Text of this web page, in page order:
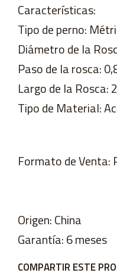
Características:
Tipo de perno:
Diámetro de la
Paso de la rosca:
Largo de la Rosca:
Tipo de Material:
Formato de Venta:
Origen: China
Garantía: 6 meses
COMPARTIR ESTE